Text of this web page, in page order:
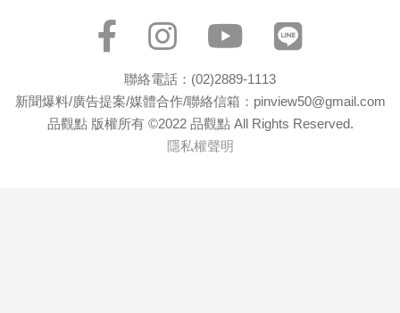
電
聯絡電話：(02)2889-1113
新聞爆料/廣告提案/媒體合作/聯絡信箱：pinview50@gmail.com
品觀點 版權所有 ©2022 品觀點 All Rights Reserved.
隱私權聲明